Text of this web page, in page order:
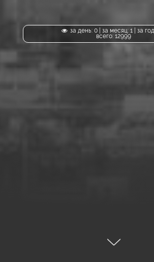
за день: 0 | за месяц: 1 | за
всего: 12999